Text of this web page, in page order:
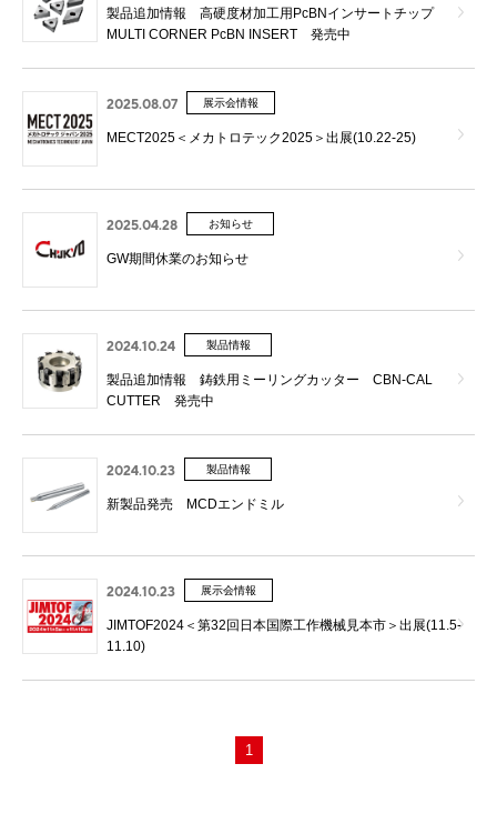
製品追加情報 高硬度材加工用PcBNインサートチップ
MULTI CORNER PcBN INSERT 発売中
2025.08.07 展示会情報
MECT2025＜メカトロテック2025＞出展(10.22-25)
2025.04.28 お知らせ
GW期間休業のお知らせ
2024.10.24 製品情報
製品追加情報 鋳鉄用ミーリングカッター CBN-CAL
CUTTER 発売中
2024.10.23 製品情報
新製品発売 MCDエンドミル
2024.10.23 展示会情報
JIMTOF2024＜第32回日本国際工作機械見本市＞出展(11.5-
11.10)
1